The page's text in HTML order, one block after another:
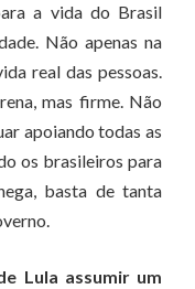
a vida do Brasil
Não apenas na
real das pessoas.
mas firme. Não
apoiando todas as
os brasileiros para
basta de tanta
Lula assumir um